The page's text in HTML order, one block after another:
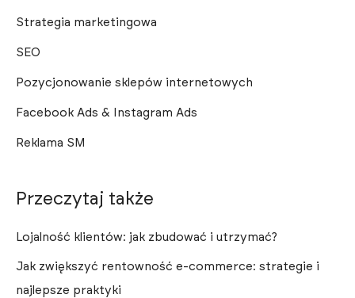
Strategia marketingowa
SEO
Pozycjonowanie sklepów internetowych
Facebook Ads & Instagram Ads
Reklama SM
Przeczytaj także
Lojalność klientów: jak zbudować i utrzymać?
Jak zwiększyć rentowność e-commerce: strategie i
najlepsze praktyki